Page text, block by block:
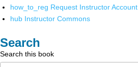
how_to_reg Request Instructor Account
hub Instructor Commons
Search
Search this book